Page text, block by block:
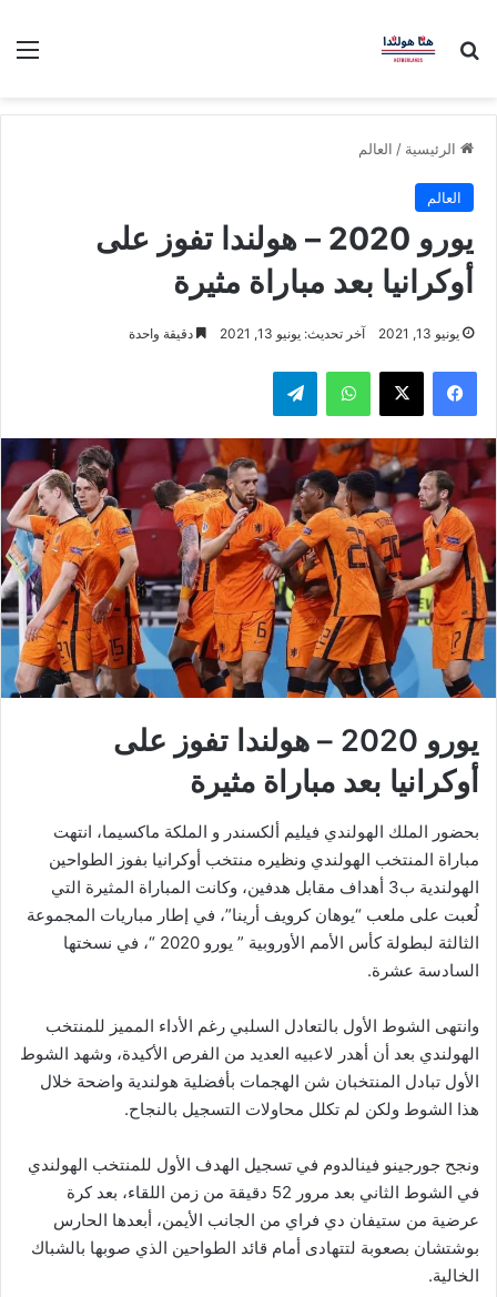
بحث عن
الرئيسية / العالم
العالم
يورو 2020 – هولندا تفوز على
أوكرانيا بعد مباراة مثيرة
يونيو 13, 2021 آخر تحديث: يونيو 13, 2021 دقيقة واحدة
فيسبوك ‫X واتساب تيلقرام
يورو 2020 – هولندا تفوز على
أوكرانيا بعد مباراة مثيرة
بحضور الملك الهولندي فيليم ألكسندر و الملكة ماكسيما، انتهت
مباراة المنتخب الهولندي ونظيره منتخب أوكرانيا بفوز الطواحين
الهولندية ب3 أهداف مقابل هدفين، وكانت المباراة المثيرة التي
لُعبت على ملعب “يوهان كرويف أرينا”، في إطار مباريات المجموعة
الثالثة لبطولة كأس الأمم الأوروبية ” يورو 2020 “، في نسختها
السادسة عشرة.
وانتهى الشوط الأول بالتعادل السلبي رغم الأداء المميز للمنتخب
الهولندي بعد أن أهدر لاعبيه العديد من الفرص الأكيدة، وشهد الشوط
الأول تبادل المنتخبان شن الهجمات بأفضلية هولندية واضحة خلال
هذا الشوط ولكن لم تكلل محاولات التسجيل بالنجاح.
ونجح جورجينو فينالدوم في تسجيل الهدف الأول للمنتخب الهولندي
في الشوط الثاني بعد مرور 52 دقيقة من زمن اللقاء، بعد كرة
عرضية من ستيفان دي فراي من الجانب الأيمن، أبعدها الحارس
بوشتشان بصعوبة لتتهادى أمام قائد الطواحين الذي صوبها بالشباك
الخالية.